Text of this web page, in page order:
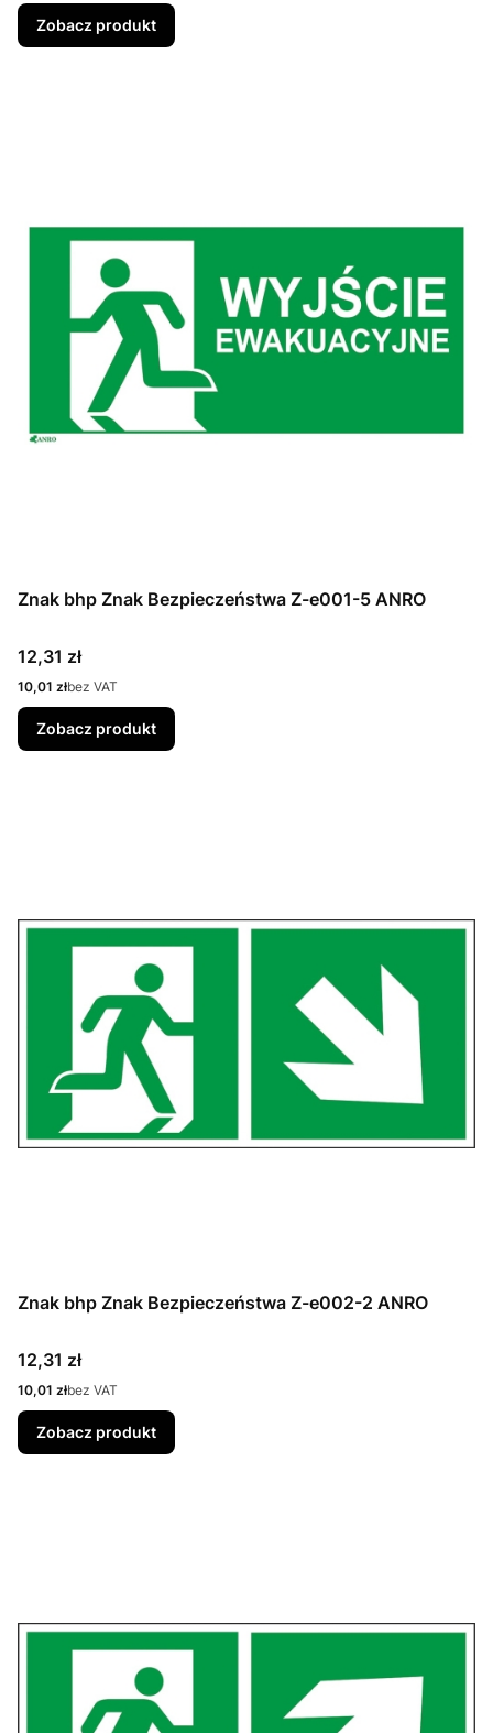
Zobacz produkt
Znak bhp Znak Bezpieczeństwa Z-e001-5 ANRO
Cena
12,31 zł
Cena
10,01 złbez VAT
Zobacz produkt
Znak bhp Znak Bezpieczeństwa Z-e002-2 ANRO
Cena
12,31 zł
Cena
10,01 złbez VAT
Zobacz produkt